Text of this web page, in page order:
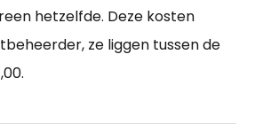
hetzelfde. Deze kosten
ze liggen tussen de